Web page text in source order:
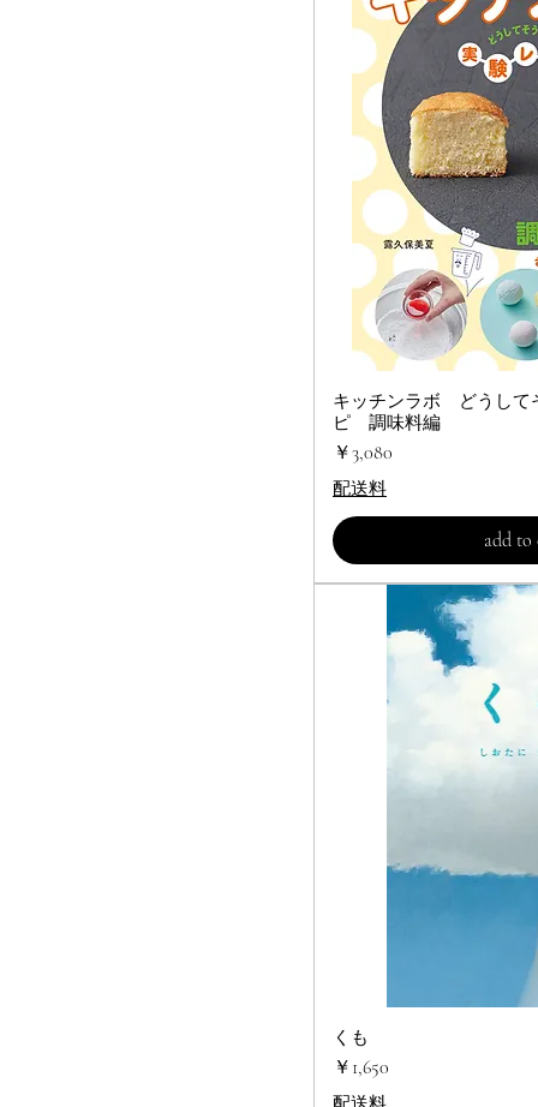
クイッ
キッチンラボ どうし
ピ 調味料編
価格
￥3,080
配送料
add to
くも
価格
￥1,650